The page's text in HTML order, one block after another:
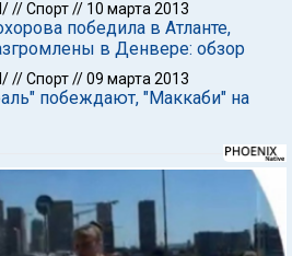
//Спорт// 10 марта 2013
победила в Атланте,
в Денвере: обзор
//Спорт//09 марта 2013
побеждают, "Маккаби" на